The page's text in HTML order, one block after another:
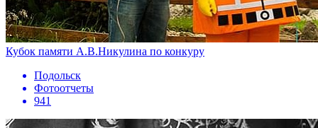
Кубок памяти А.В.Никулина по конкуру
Подольск
Фотоотчеты
941